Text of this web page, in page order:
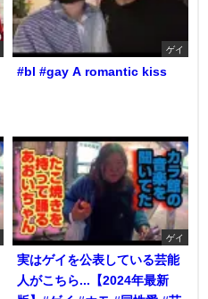
ゲイ
#bl #gay A romantic kiss
ゲイ
実はゲイを公表している芸能
人がこちら...【2024年最新